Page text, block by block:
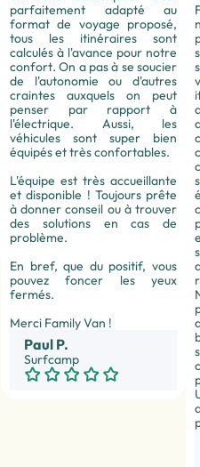
parfaitement adapté au
format de voyage proposé,
tous les itinéraires sont
calculés à l'avance pour notre
confort. On a pas à se soucier
de l'autonomie ou d'autres
craintes auxquels on peut
penser par rapport à
l'électrique. Aussi, les
véhicules sont super bien
équipés et très confortables.
L'équipe est très accueillante
et disponible ! Toujours prête
à donner conseil ou à trouver
des solutions en cas de
problème.
En bref, que du positif, vous
pouvez foncer les yeux
fermés.
Merci Family Van !
Paul P.
Surfcamp